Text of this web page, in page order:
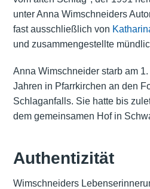
unter Anna Wimschneiders
fast ausschließlich von
und zusammengestellte
Anna Wimschneider starb am
Jahren in Pfarrkirchen an den
Schlaganfalls. Sie hatte bis
dem gemeinsamen Hof in
Authentizität
Wimschneiders